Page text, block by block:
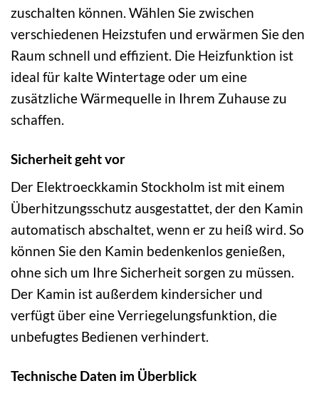
zuschalten können. Wählen Sie zwischen
verschiedenen Heizstufen und erwärmen Sie den
Raum schnell und effizient. Die Heizfunktion ist
ideal für kalte Wintertage oder um eine
zusätzliche Wärmequelle in Ihrem Zuhause zu
schaffen.
Sicherheit geht vor
Der Elektroeckkamin Stockholm ist mit einem
Überhitzungsschutz ausgestattet, der den Kamin
automatisch abschaltet, wenn er zu heiß wird. So
können Sie den Kamin bedenkenlos genießen,
ohne sich um Ihre Sicherheit sorgen zu müssen.
Der Kamin ist außerdem kindersicher und
verfügt über eine Verriegelungsfunktion, die
unbefugtes Bedienen verhindert.
Technische Daten im Überblick